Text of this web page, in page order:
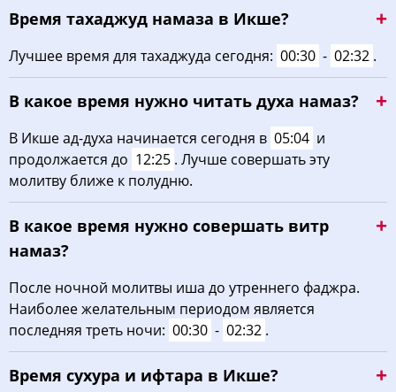
22, Сб 02:54 05:14
02:57 05:16 12:33 16:27 19:48 21:55
24, Пн 03:01 05:18 12:32 16:25 19:46 21:51
03:04 05:20 12:32 16:24 19:43
03:07 05:22 12:32
27, Чт 03:11 05:24 12:32 16:21 19:38 21:40
29, Сб 03:17 05:28 12:31 16:18 19:33
30, Вс 03:20 05:30 12:31 16:16 19:30 21:29
Время тахаджуд намаза в Икше?
Лучшее время для тахаджуда сегодня: 00:30 - 02:32 .
В какое время нужно читать духа намаз?
В Икше ад-духа начинается сегодня в 05:04 и
продолжается до 12:25 . Лучше совершать эту
молитву ближе к полудню.
В какое время нужно совершать витр
намаз?
После ночной молитвы иша до утреннего фаджра.
Наиболее желательным периодом является
последняя треть ночи: 00:30 - 02:32 .
Время сухура и ифтара в Икше?